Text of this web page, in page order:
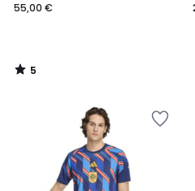
55,00 €
5
/